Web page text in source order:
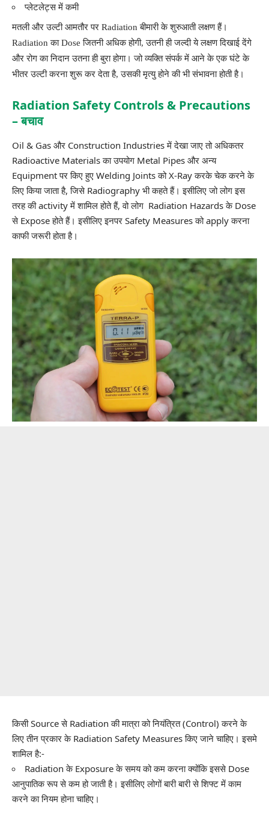
प्लेटलेट्स में कमी
मतली और उल्टी आमतौर पर Radiation बीमारी के शुरुआती लक्षण हैं।
Radiation का Dose जितनी अधिक होगी, उतनी ही जल्दी ये लक्षण दिखाई देंगे
और रोग का निदान उतना ही बुरा होगा। जो व्यक्ति संपर्क में आने के एक घंटे के
भीतर उल्टी करना शुरू कर देता है, उसकी मृत्यु होने की भी संभावना होती है।
Radiation Safety Controls & Precautions
– बचाव
Oil & Gas और Construction Industries में देखा जाए तो अधिकतर
Radioactive Materials का उपयोग Metal Pipes और अन्य
Equipment पर किए हुए Welding Joints को X-Ray करके चेक करने के
लिए किया जाता है, जिसे Radiography भी कहते हैं। इसीलिए जो लोग इस
तरह की activity में शामिल होते हैं, वो लोग Radiation Hazards के Dose
से Expose होते हैं। इसीलिए इनपर Safety Measures को apply करना
काफी जरूरी होता है।
किसी Source से Radiation की मात्रा को नियंत्रित (Control) करने के
लिए तीन प्रकार के Radiation Safety Measures किए जाने चाहिए। इसमे
शामिल है:-
Radiation के Exposure के समय को कम करना क्योंकि इससे Dose
आनुपातिक रूप से कम हो जाती है। इसीलिए लोगों बारी बारी से शिफ्ट में काम
करने का नियम होना चाहिए।